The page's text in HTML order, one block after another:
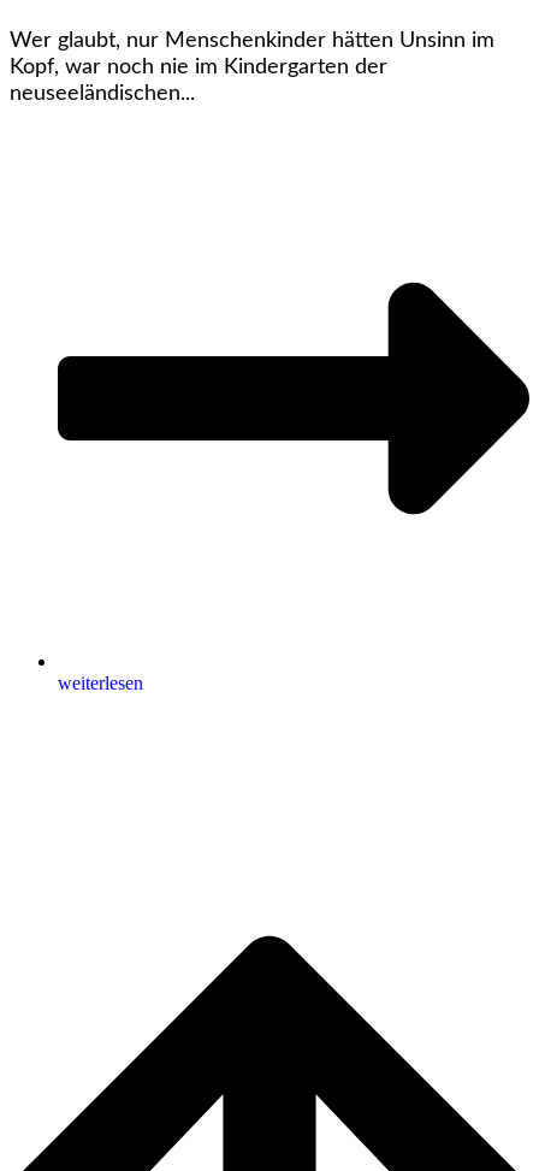
Wer glaubt, nur Menschenkinder hätten Unsinn im
Kopf, war noch nie im Kindergarten der
neuseeländischen...
weiterlesen